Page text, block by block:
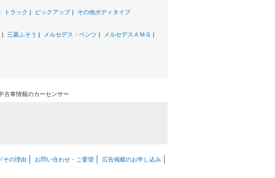
トラック | ピックアップ| その他ボディタイプ
| 三菱ふそう | メルセデス・ベンツ | メルセデスＡＭＧ |
古車情報のカーセンサー
その理由 お問い合わせ・ご要望 広告掲載のお申し込み